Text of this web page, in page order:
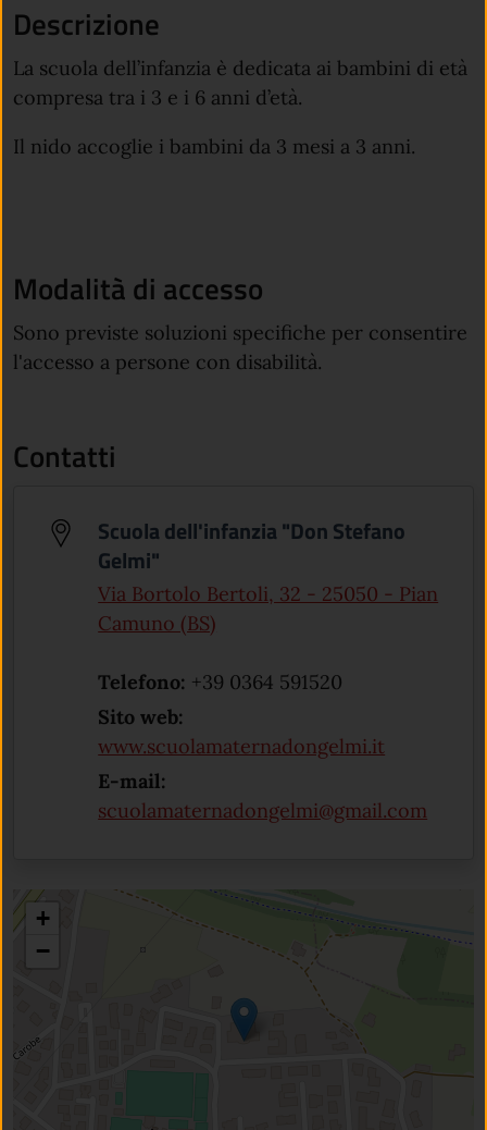
Descrizione
La scuola dell’infanzia è dedicata ai bambini di età
compresa tra i 3 e i 6 anni d’età.
Il nido accoglie i bambini da 3 mesi a 3 anni.
Modalità di accesso
Sono previste soluzioni specifiche per consentire
l'accesso a persone con disabilità.
Contatti
Scuola dell'infanzia "Don Stefano
Gelmi"
Via Bortolo Bertoli, 32 - 25050 - Pian
Camuno (BS)
Telefono: +39 0364 591520
Sito web:
www.scuolamaternadongelmi.it
E-mail:
scuolamaternadongelmi@gmail.com
+
−